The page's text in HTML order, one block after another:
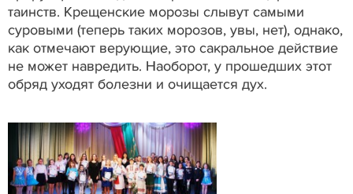
таинств. Крещенские морозы слывут самыми
суровыми (теперь таких морозов, увы, нет), однако,
как отмечают верующие, это сакральное действие
не может навредить. Наоборот, у прошедших этот
обряд уходят болезни и очищается дух.